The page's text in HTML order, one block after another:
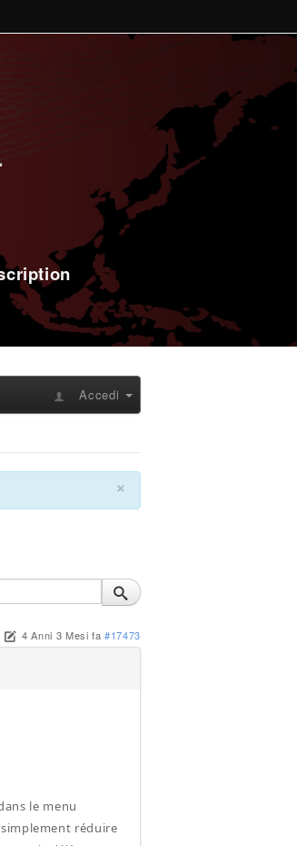
Accedi
×
4 Anni 3 Mesi fa #17473
le menu
réduire